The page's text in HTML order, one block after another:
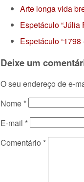
Arte longa vida
Espetáculo
Espetáculo
Deixe um
O seu endereço de e-
Nome *
E-mail *
Comentário *